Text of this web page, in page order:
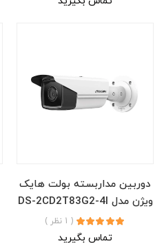
دوربین مداربسته بولت هایک
ویژن مدل DS-2CD2T83G2-4I
( 1 نظر )
تماس بگیرید